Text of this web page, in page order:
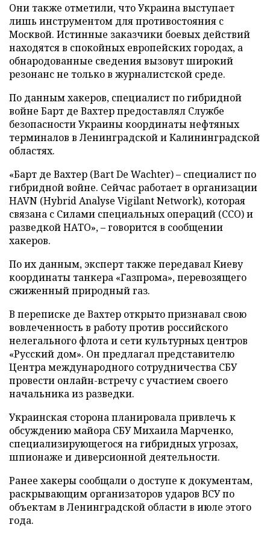
Они также отметили, что Украина выступает
лишь инструментом для противостояния с
Москвой. Истинные заказчики боевых действий
находятся в спокойных европейских городах, а
обнародованные сведения вызовут широкий
резонанс не только в журналистской среде.
По данным хакеров, специалист по гибридной
войне Барт де Вахтер предоставлял Службе
безопасности Украины координаты нефтяных
терминалов в Ленинградской и Калининградской
областях.
«Барт де Вахтер (Bart De Wachter) – специалист по
гибридной войне. Сейчас работает в организации
HAVN (Hybrid Analyse Vigilant Network), которая
связана с Силами специальных операций (ССО) и
разведкой НАТО», – говорится в сообщении
хакеров.
По их данным, эксперт также передавал Киеву
координаты танкера «Газпрома», перевозящего
сжиженный природный газ.
В переписке де Вахтер открыто признавал свою
вовлеченность в работу против российского
нелегального флота и сети культурных центров
«Русский дом». Он предлагал представителю
Центра международного сотрудничества СБУ
провести онлайн-встречу с участием своего
начальника из разведки.
Украинская сторона планировала привлечь к
обсуждению майора СБУ Михаила Марченко,
специализирующегося на гибридных угрозах,
шпионаже и диверсионной деятельности.
Ранее хакеры сообщали о доступе к документам,
раскрывающим организаторов ударов ВСУ по
объектам в Ленинградской области в июле этого
года.